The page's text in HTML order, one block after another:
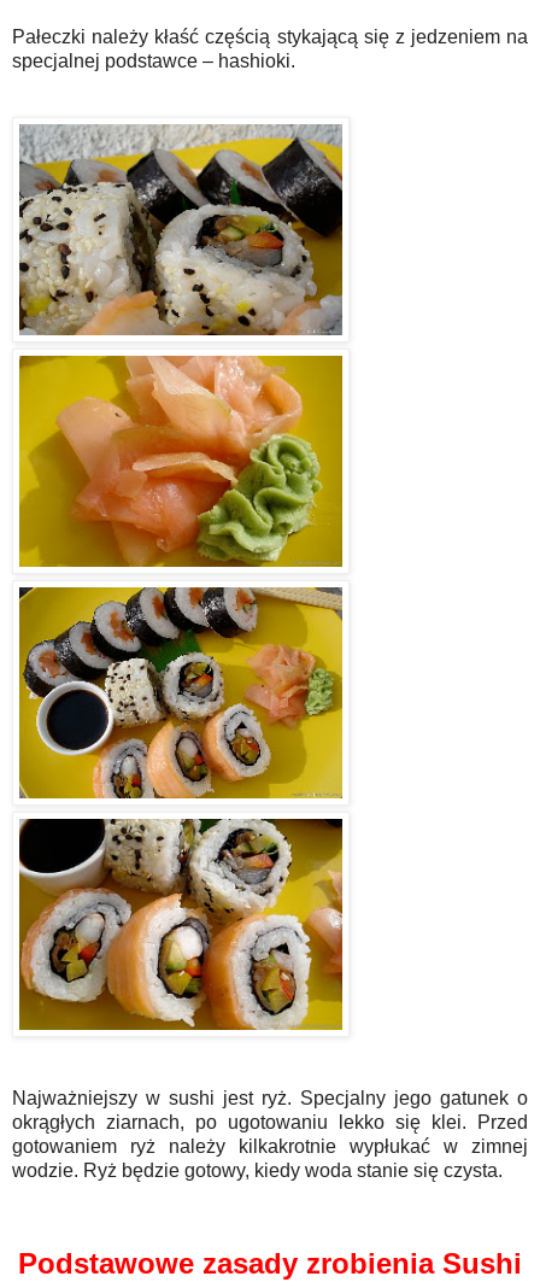
Pałeczki należy kłaść częścią stykającą się z jedzeniem na
specjalnej podstawce – hashioki.
Najważniejszy w sushi jest ryż. Specjalny jego gatunek o
okrągłych ziarnach, po ugotowaniu lekko się klei. Przed
gotowaniem ryż należy kilkakrotnie wypłukać w zimnej
wodzie. Ryż będzie gotowy, kiedy woda stanie się czysta.
Podstawowe zasady zrobienia Sushi